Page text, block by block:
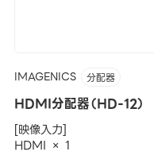
IMAGENICS 分配器
HDMI分配器（HD-12）
[映像入力]
HDMI × 1